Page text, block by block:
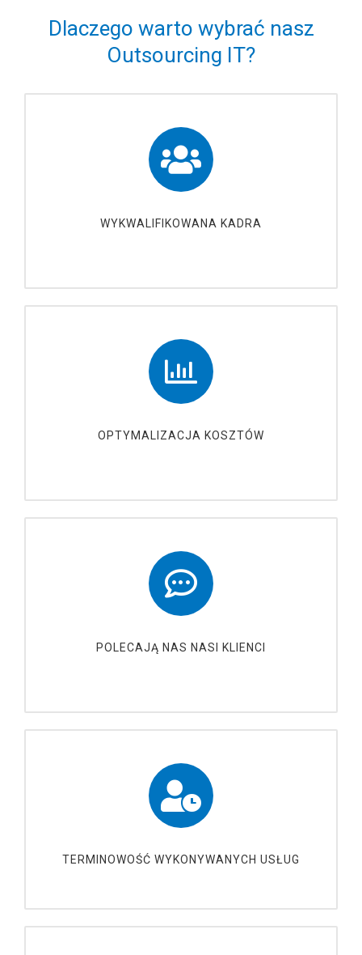
Dlaczego warto wybrać nasz
Outsourcing IT?
WYKWALIFIKOWANA KADRA
OPTYMALIZACJA KOSZTÓW
POLECAJĄ NAS NASI KLIENCI
TERMINOWOŚĆ WYKONYWANYCH USŁUG